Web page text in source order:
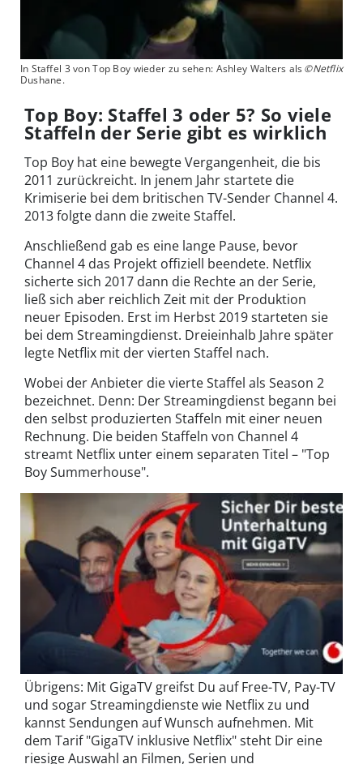
In Staffel 3 von Top Boy wieder zu sehen: Ashley Walters als
Dushane.
©Netflix
Top Boy: Staffel 3 oder 5? So viele
Staffeln der Serie gibt es wirklich
Top Boy hat eine bewegte Vergangenheit, die bis
2011 zurückreicht. In jenem Jahr startete die
Krimiserie bei dem britischen TV-Sender Channel 4.
2013 folgte dann die zweite Staffel.
Anschließend gab es eine lange Pause, bevor
Channel 4 das Projekt offiziell beendete. Netflix
sicherte sich 2017 dann die Rechte an der Serie,
ließ sich aber reichlich Zeit mit der Produktion
neuer Episoden. Erst im Herbst 2019 starteten sie
bei dem Streamingdienst. Dreieinhalb Jahre später
legte Netflix mit der vierten Staffel nach.
Wobei der Anbieter die vierte Staffel als Season 2
bezeichnet. Denn: Der Streamingdienst begann bei
den selbst produzierten Staffeln mit einer neuen
Rechnung. Die beiden Staffeln von Channel 4
streamt Netflix unter einem separaten Titel – "Top
Boy Summerhouse".
Übrigens: Mit GigaTV greifst Du auf Free-TV, Pay-TV
und sogar Streamingdienste wie Netflix zu und
kannst Sendungen auf Wunsch aufnehmen. Mit
dem Tarif "GigaTV inklusive Netflix" steht Dir eine
riesige Auswahl an Filmen, Serien und